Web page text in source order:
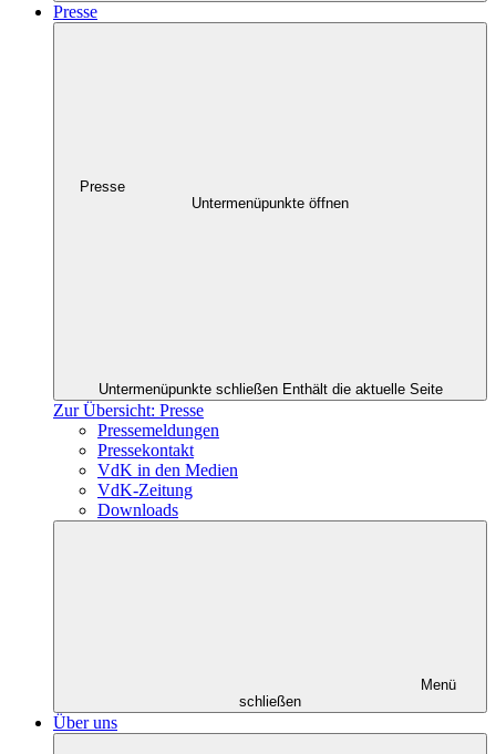
Presse
Presse
Untermenüpunkte öffnen
Untermenüpunkte schließen Enthält die aktuelle Seite
Zur Übersicht: Presse
Pressemeldungen
Pressekontakt
VdK in den Medien
VdK-Zeitung
Downloads
Menü
schließen
Über uns